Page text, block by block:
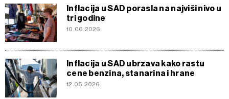
Inflacija u SAD porasla na najviši nivo u
tri godine
10.06.2026
Inflacija u SAD ubrzava kako rastu
cene benzina, stanarina i hrane
12.05.2026